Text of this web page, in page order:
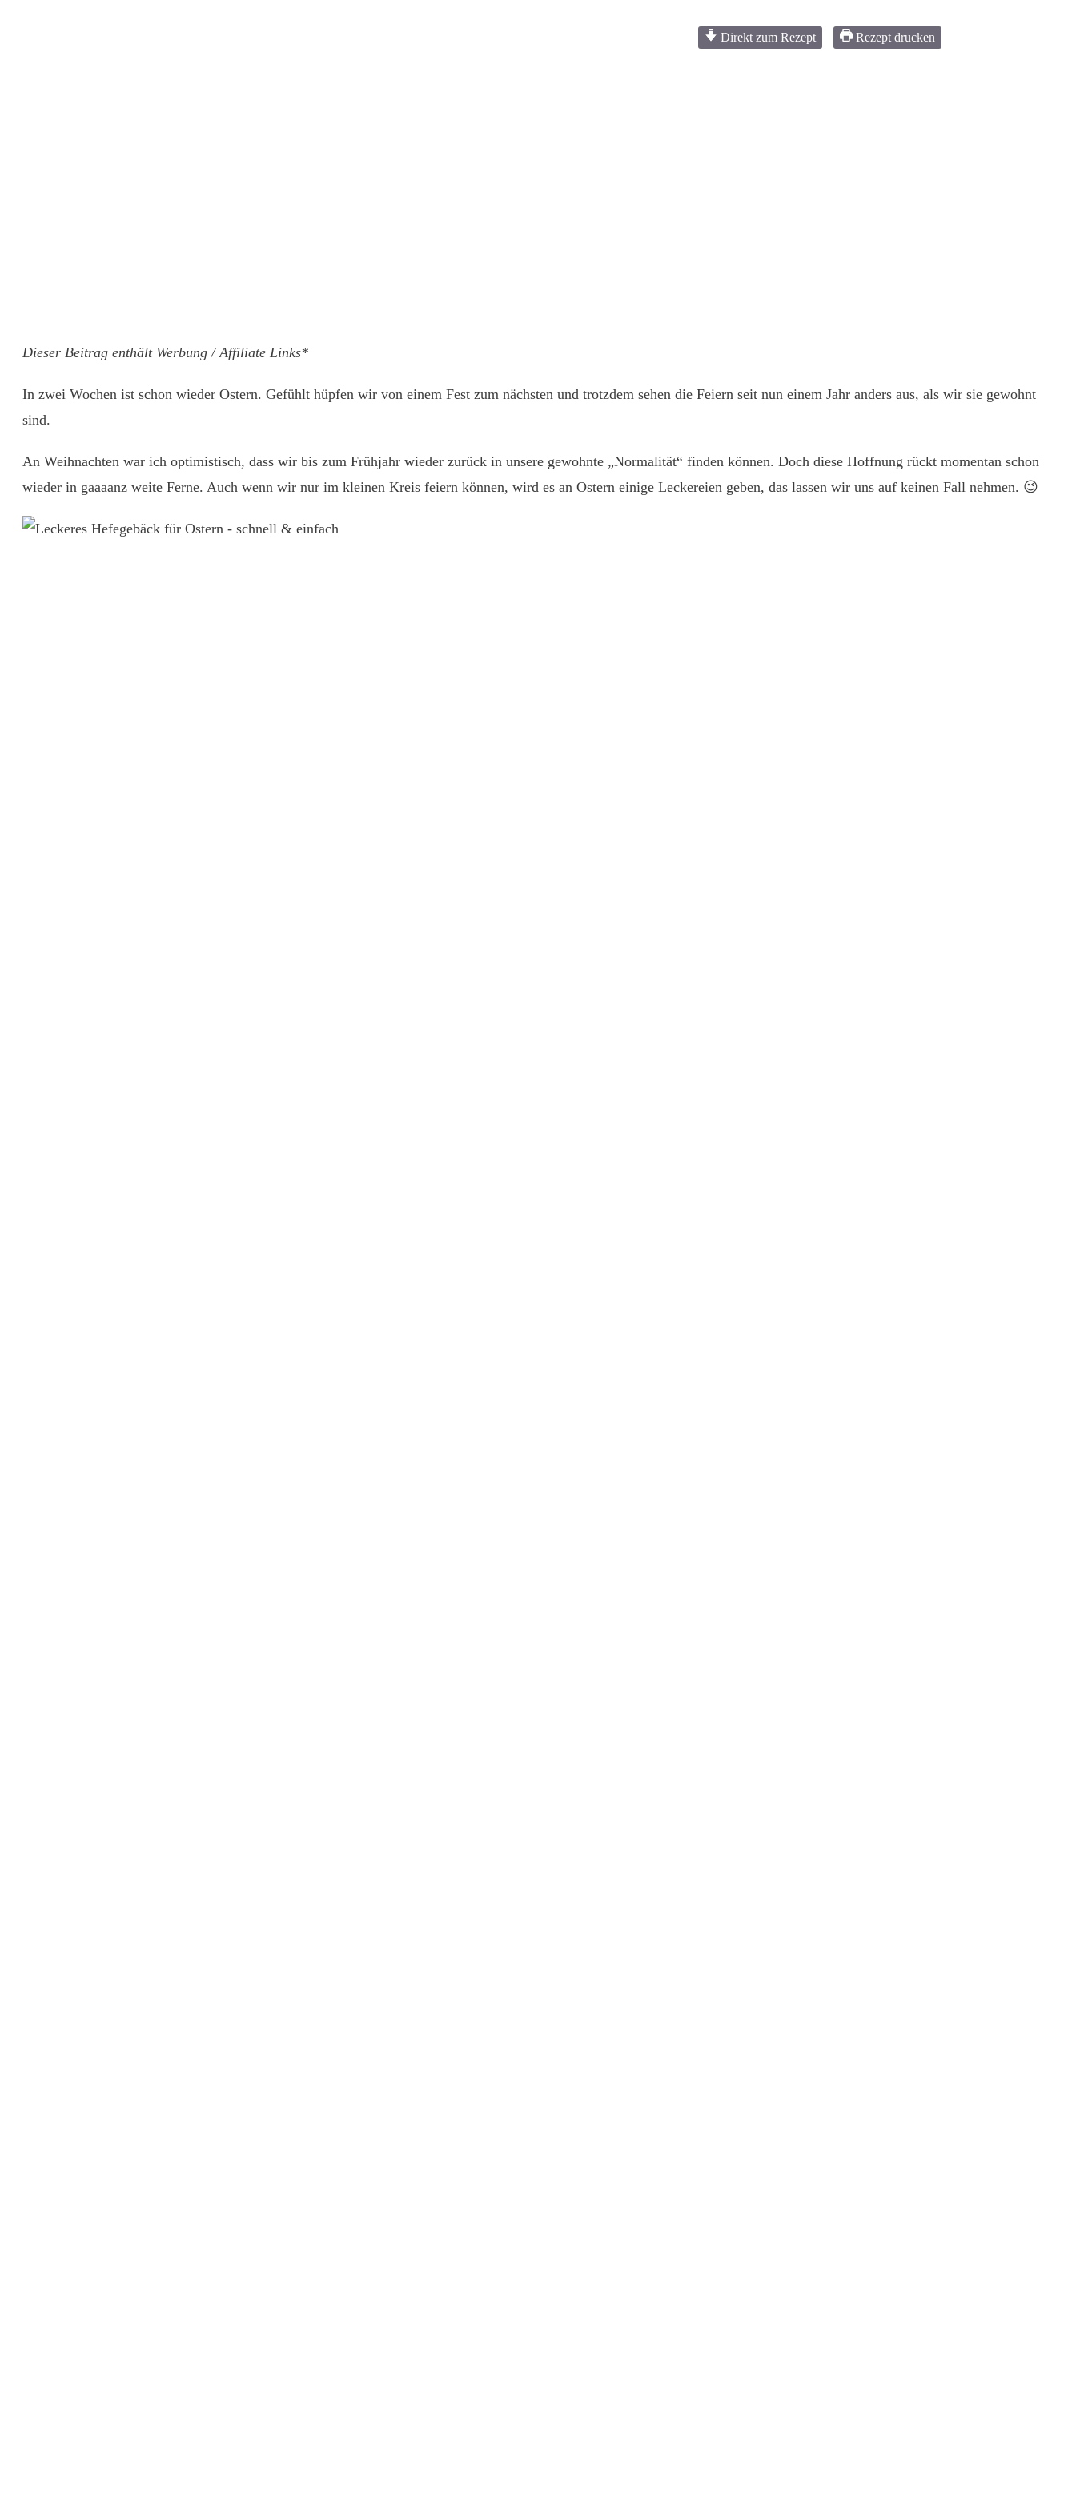
Direkt zum Rezept Rezept drucken
Dieser Beitrag enthält Werbung / Affiliate Links*
In zwei Wochen ist schon wieder Ostern. Gefühlt hüpfen wir von einem Fest zum nächsten und trotzdem sehen die Feiern seit nun einem Jahr anders aus, als wir sie gewohnt
sind.
An Weihnachten war ich optimistisch, dass wir bis zum Frühjahr wieder zurück in unsere gewohnte „Normalität“ finden können. Doch diese Hoffnung rückt momentan schon
wieder in gaaaanz weite Ferne. Auch wenn wir nur im kleinen Kreis feiern können, wird es an Ostern einige Leckereien geben, das lassen wir uns auf keinen Fall nehmen. 😉